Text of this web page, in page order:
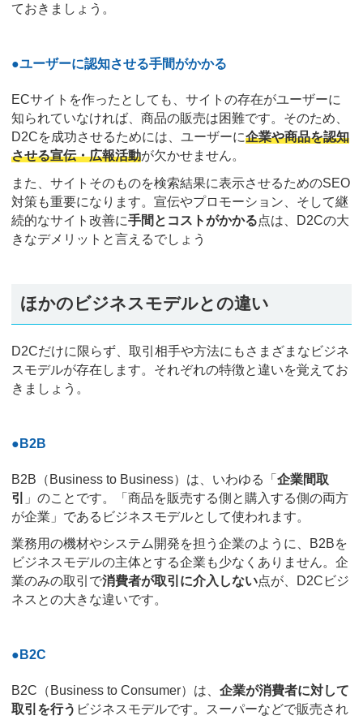
ておきましょう。
●ユーザーに認知させる手間がかかる
ECサイトを作ったとしても、サイトの存在がユーザーに
知られていなければ、商品の販売は困難です。そのため、
D2Cを成功させるためには、ユーザーに企業や商品を認知
させる宣伝・広報活動が欠かせません。
また、サイトそのものを検索結果に表示させるためのSEO
対策も重要になります。宣伝やプロモーション、そして継
続的なサイト改善に手間とコストがかかる点は、D2Cの大
きなデメリットと言えるでしょう
ほかのビジネスモデルとの違い
D2Cだけに限らず、取引相手や方法にもさまざまなビジネ
スモデルが存在します。それぞれの特徴と違いを覚えてお
きましょう。
●B2B
B2B（Business to Business）は、いわゆる「 企業間取
引
」のことです。「商品を販売する側と購入する側の両方
が企業」であるビジネスモデルとして使われます。
業務用の機材やシステム開発を担う企業のように、B2Bを
ビジネスモデルの主体とする企業も少なくありません。企
業のみの取引で消費者が取引に介入しない点が、D2Cビジ
ネスとの大きな違いです。
●B2C
B2C（Business to Consumer）は、 企業が消費者に対して
取引を行う ビジネスモデルです。スーパーなどで販売され